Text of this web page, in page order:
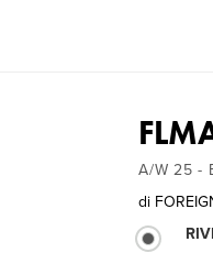
A/W 25 -
di